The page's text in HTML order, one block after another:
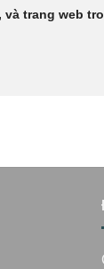
và trang web